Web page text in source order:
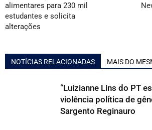
alimentares para 230 mil
estudantes e solicita
alterações
NOTÍCIAS RELACIONADAS MAIS DO
“Luizianne Lins do PT
violência política de
Sargento Reginauro